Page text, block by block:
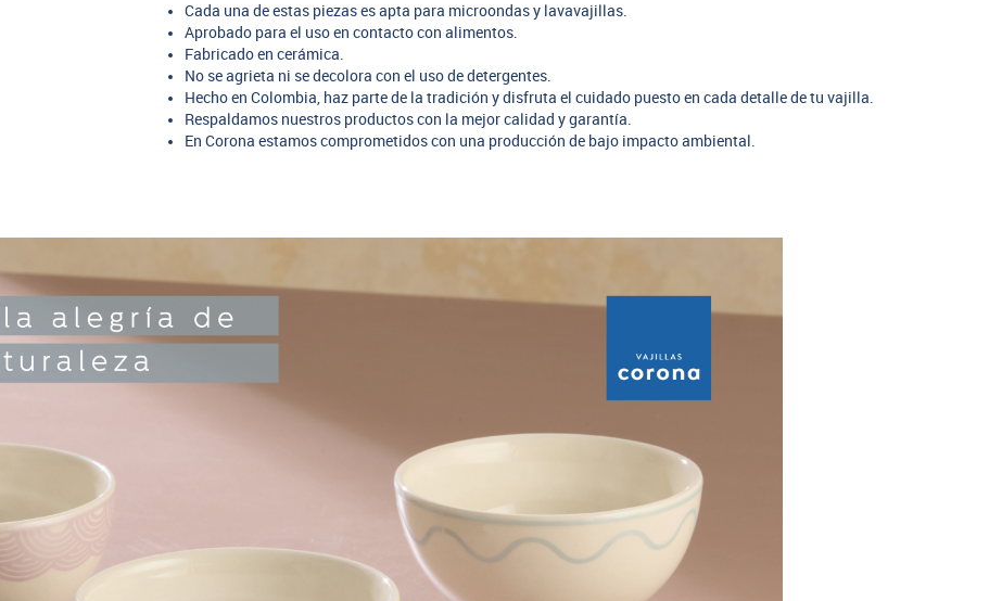
Cada una de estas piezas es apta para microondas y lavavajillas.
Aprobado para el uso en contacto con alimentos.
Fabricado en cerámica.
No se agrieta ni se decolora con el uso de detergentes.
Hecho en Colombia, haz parte de la tradición y disfruta el cuidado puesto en cada detalle de tu vajilla.
Respaldamos nuestros productos con la mejor calidad y garantía.
En Corona estamos comprometidos con una producción de bajo impacto ambiental.